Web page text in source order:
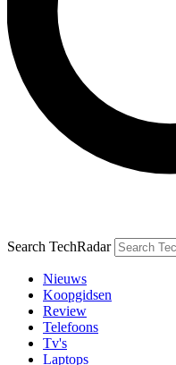
Search TechRadar
Nieuws
Koopgidsen
Review
Telefoons
Tv's
Laptops